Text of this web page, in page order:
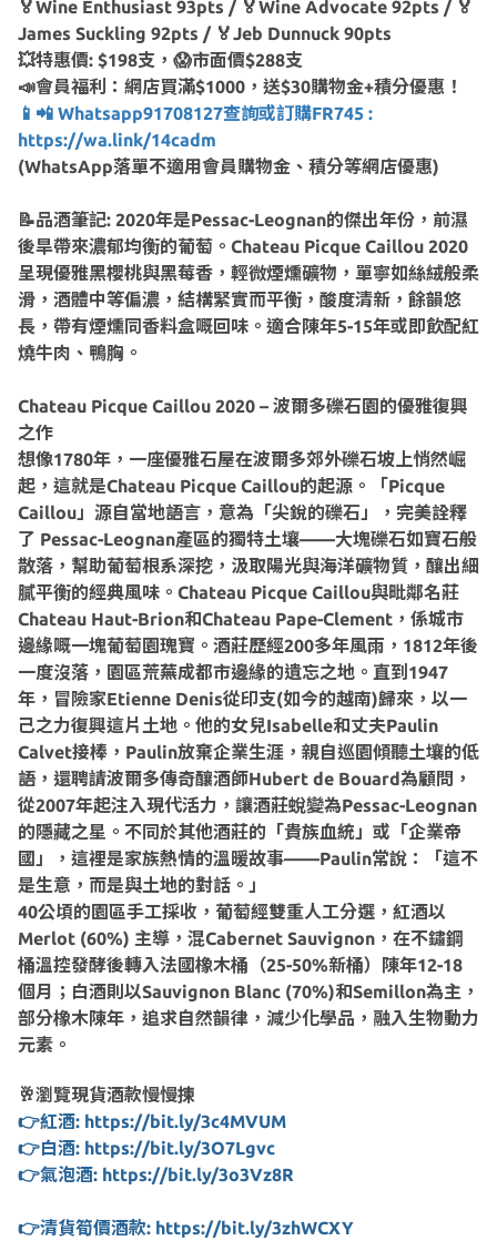
🏅Wine Enthusiast 93pts / 🏅Wine Advocate 92pts / 🏅
James Suckling 92pts / 🏅Jeb Dunnuck 90pts
💥特惠價: $198支，😱市面價$288支
📣會員福利：網店買滿$1000，送$30購物金+積分優惠！
📱📲 Whatsapp91708127查詢或訂購FR745 :
https://wa.link/14cadm
(WhatsApp落單不適用會員購物金、積分等網店優惠)
📝品酒筆記: 2020年是Pessac-Leognan的傑出年份，前濕
後旱帶來濃郁均衡的葡萄。Chateau Picque Caillou 2020
呈現優雅黑櫻桃與黑莓香，輕微煙燻礦物，單寧如絲絨般柔
滑，酒體中等偏濃，結構緊實而平衡，酸度清新，餘韻悠
長，帶有煙燻同香料盒嘅回味。適合陳年5-15年或即飲配紅
燒牛肉、鴨胸。
Chateau Picque Caillou 2020 – 波爾多礫石園的優雅復興
之作
想像1780年，一座優雅石屋在波爾多郊外礫石坡上悄然崛
起，這就是Chateau Picque Caillou的起源。「Picque
Caillou」源自當地語言，意為「尖銳的礫石」，完美詮釋
了 Pessac-Leognan產區的獨特土壤——大塊礫石如寶石般
散落，幫助葡萄根系深挖，汲取陽光與海洋礦物質，釀出細
膩平衡的經典風味。Chateau Picque Caillou與毗鄰名莊
Chateau Haut-Brion和Chateau Pape-Clement，係城市
邊緣嘅一塊葡萄園瑰寶。酒莊歷經200多年風雨，1812年後
一度沒落，園區荒蕪成都市邊緣的遺忘之地。直到1947
年，冒險家Etienne Denis從印支(如今的越南)歸來，以一
己之力復興這片土地。他的女兒Isabelle和丈夫Paulin
Calvet接棒，Paulin放棄企業生涯，親自巡園傾聽土壤的低
語，還聘請波爾多傳奇釀酒師Hubert de Bouard為顧問，
從2007年起注入現代活力，讓酒莊蛻變為Pessac-Leognan
的隱藏之星。不同於其他酒莊的「貴族血統」或「企業帝
國」，這裡是家族熱情的溫暖故事——Paulin常說：「這不
是生意，而是與土地的對話。」
40公頃的園區手工採收，葡萄經雙重人工分選，紅酒以
Merlot (60%) 主導，混Cabernet Sauvignon，在不鏽鋼
桶溫控發酵後轉入法國橡木桶（25-50%新桶）陳年12-18
個月；白酒則以Sauvignon Blanc (70%)和Semillon為主，
部分橡木陳年，追求自然韻律，減少化學品，融入生物動力
元素。
🥂瀏覽現貨酒款慢慢揀
👉紅酒: https://bit.ly/3c4MVUM
👉白酒: https://bit.ly/3O7Lgvc
👉氣泡酒: https://bit.ly/3o3Vz8R
👉清貨筍價酒款: https://bit.ly/3zhWCXY